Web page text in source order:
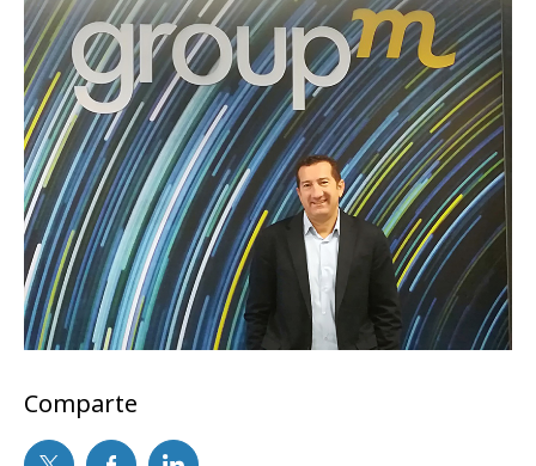
Comparte